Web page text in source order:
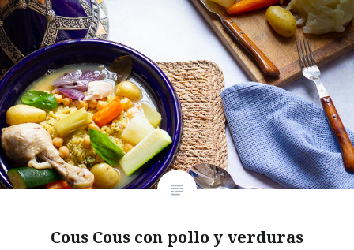
Cous Cous con pollo y verduras